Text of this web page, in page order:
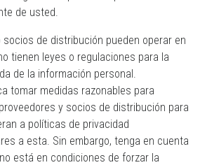
de usted.
de distribución pueden operar en
tienen leyes o regulaciones para la
de la información personal.
tomar medidas razonables para
y socios de distribución para
a políticas de privacidad
a esta. Sin embargo, tenga en cuenta
está en condiciones de forzar la